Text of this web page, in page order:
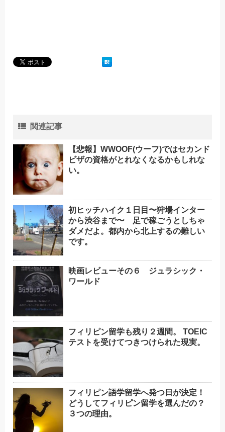
関連記事
【悲報】WWOOF(ウーフ)ではセカンド
ビザの資格がとれなくなるかもしれな
い。
初ヒッチハイク１日目〜狩場インター
から渋谷まで〜 足で稼ごうとしちゃ
ダメだよ。都内から北上するの難しい
です。
映画レビューその６ ジュラシック・
ワールド
フィリピン留学も残り２週間。 TOEIC
テストを受けてつきつけられた現実。
フィリピン語学留学へ発つ日が決定！
どうしてフィリピン留学を選んだの？
３つの理由。